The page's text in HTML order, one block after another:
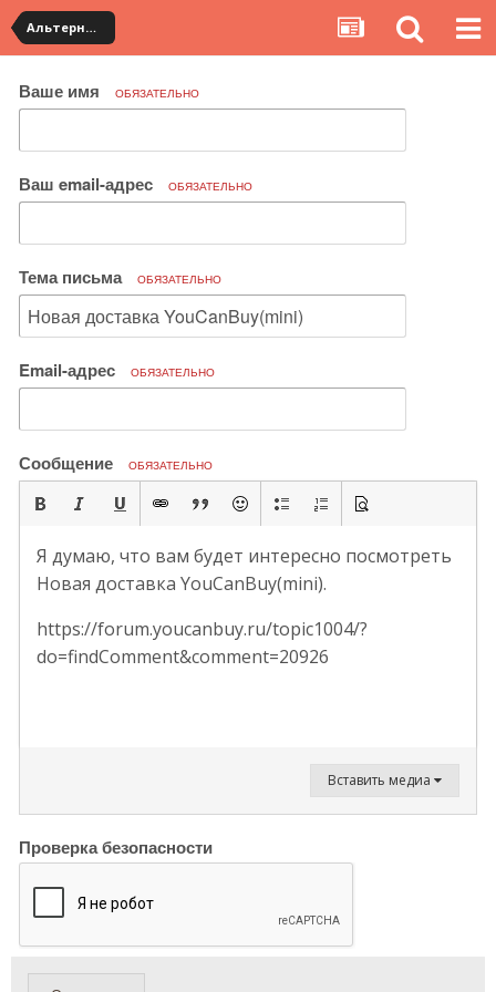
Альтернативная доставка YouCanBuy (mini)
Ваше имя ОБЯЗАТЕЛЬНО
Ваш email-адрес ОБЯЗАТЕЛЬНО
Тема письма ОБЯЗАТЕЛЬНО
Email-адрес ОБЯЗАТЕЛЬНО
Сообщение ОБЯЗАТЕЛЬНО
Я думаю, что вам будет интересно посмотреть
Новая доставка YouCanBuy(mini).
https://forum.youcanbuy.ru/topic1004/?
do=findComment&comment=20926
Вставить медиа
Проверка безопасности